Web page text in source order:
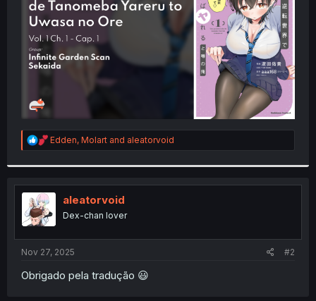
r
R
e
t
i
n
s
:
Edden, Molart and aleatorvoid
aleatorvoid
Dex-chan lover
Nov 27, 2025 #2
Obrigado pela tradução 😃